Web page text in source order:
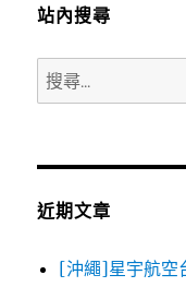
站內搜尋
搜
尋
鍵
近期文章
[沖繩]星宇航空